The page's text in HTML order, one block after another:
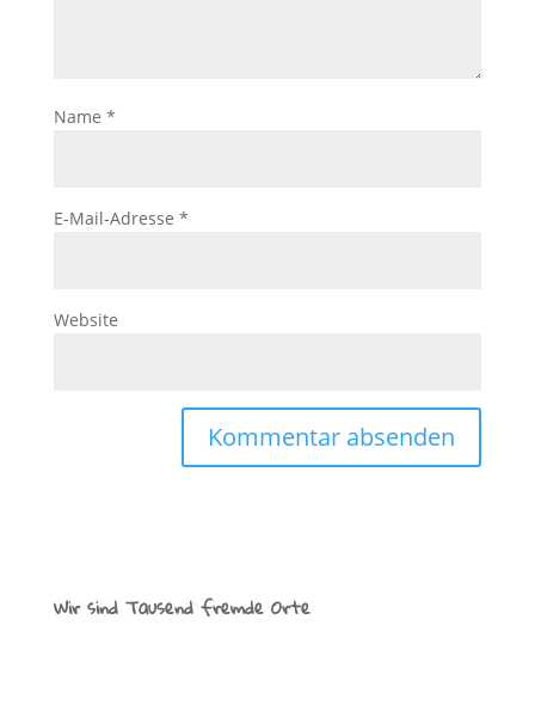
Name *
E-Mail-Adresse *
Website
Wir sind Tausend fremde Orte